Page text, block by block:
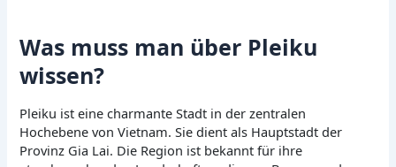
Was muss man über Pleiku
wissen?
Pleiku ist eine charmante Stadt in der zentralen
Hochebene von Vietnam. Sie dient als Hauptstadt der
Provinz Gia Lai. Die Region ist bekannt für ihre